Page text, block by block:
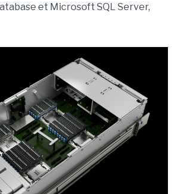
et Microsoft SQL Server,